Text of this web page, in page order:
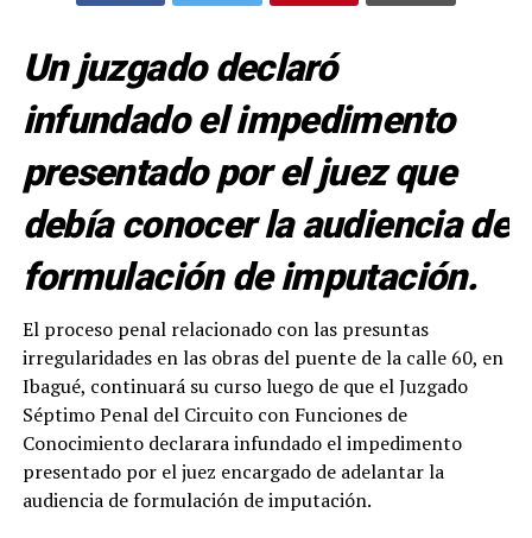
Un juzgado declaró
infundado el impedimento
presentado por el juez que
debía conocer la audiencia de
formulación de imputación.
El proceso penal relacionado con las presuntas
irregularidades en las obras del puente de la calle 60, en
Ibagué, continuará su curso luego de que el Juzgado
Séptimo Penal del Circuito con Funciones de
Conocimiento declarara infundado el impedimento
presentado por el juez encargado de adelantar la
audiencia de formulación de imputación.